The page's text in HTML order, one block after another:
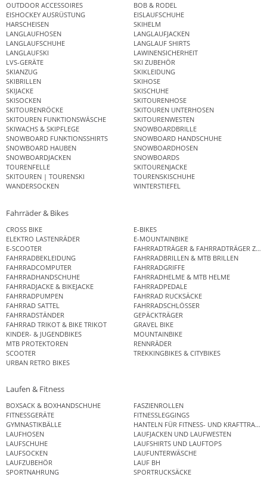
OUTDOOR ACCESSOIRES
BOB & RODEL
EISHOCKEY AUSRÜSTUNG
EISLAUFSCHUHE
HARSCHEISEN
SKIHELM
LANGLAUFHOSEN
LANGLAUFJACKEN
LANGLAUFSCHUHE
LANGLAUF SHIRTS
LANGLAUFSKI
LAWINENSICHERHEIT
LVS-GERÄTE
SKI ZUBEHÖR
SKIANZUG
SKIKLEIDUNG
SKIBRILLEN
SKIHOSE
SKIJACKE
SKISCHUHE
SKISOCKEN
SKITOURENHOSE
SKITOURENRÖCKE
SKITOUREN UNTERHOSEN
SKITOUREN FUNKTIONSWÄSCHE
SKITOURENWESTEN
SKIWACHS & SKIPFLEGE
SNOWBOARDBRILLE
SNOWBOARD FUNKTIONSSHIRTS
SNOWBOARD HANDSCHUHE
SNOWBOARD HAUBEN
SNOWBOARDHOSEN
SNOWBOARDJACKEN
SNOWBOARDS
TOURENFELLE
SKITOURENJACKE
SKITOUREN | TOURENSKI
TOURENSKISCHUHE
WANDERSOCKEN
WINTERSTIEFEL
Fahrräder & Bikes
CROSS BIKE
E-BIKES
ELEKTRO LASTENRÄDER
E-MOUNTAINBIKE
E-SCOOTER
FAHRRADTRÄGER & FAHRRADTRÄGER
FAHRRADBEKLEIDUNG
FAHRRADBRILLEN & MTB BRILLEN
FAHRRADCOMPUTER
FAHRRADGRIFFE
FAHRRADHANDSCHUHE
FAHRRADHELME & MTB HELME
FAHRRADJACKE & BIKEJACKE
FAHRRADPEDALE
FAHRRADPUMPEN
FAHRRAD RUCKSÄCKE
FAHRRAD SATTEL
FAHRRADSCHLÖSSER
FAHRRADSTÄNDER
GEPÄCKTRÄGER
FAHRRAD TRIKOT & BIKE TRIKOT
GRAVEL BIKE
KINDER- & JUGENDBIKES
MOUNTAINBIKE
MTB PROTEKTOREN
RENNRÄDER
SCOOTER
TREKKINGBIKES & CITYBIKES
URBAN RETRO BIKES
Laufen & Fitness
BOXSACK & BOXHANDSCHUHE
FASZIENROLLEN
FITNESSGERÄTE
FITNESSLEGGINGS
GYMNASTIKBÄLLE
HANTELN FÜR FITNESS- UND
LAUFHOSEN
LAUFJACKEN UND LAUFWESTEN
LAUFSCHUHE
LAUFSHIRTS UND LAUFTOPS
LAUFSOCKEN
LAUFUNTERWÄSCHE
LAUFZUBEHÖR
LAUF BH
SPORTNAHRUNG
SPORTRUCKSÄCKE